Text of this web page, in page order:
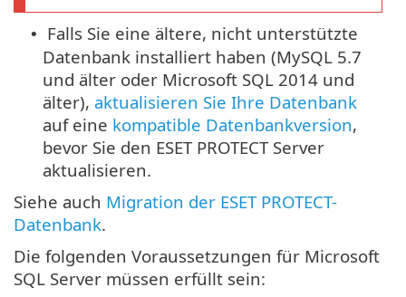
•
Falls Sie eine ältere, nicht unterstützte
Datenbank installiert haben (MySQL 5.7
und älter oder Microsoft SQL 2014 und
älter), aktualisieren Sie Ihre Datenbank
auf eine kompatible Datenbankversion,
bevor Sie den ESET PROTECT Server
aktualisieren.
Siehe auch Migration der ESET PROTECT-
Datenbank.
Die folgenden Voraussetzungen für Microsoft
SQL Server müssen erfüllt sein: